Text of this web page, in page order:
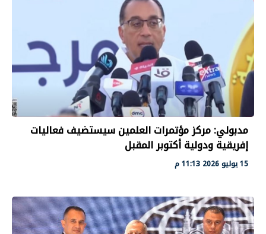
مدبولي: مركز مؤتمرات العلمين سيستضيف فعاليات
إفريقية ودولية أكتوبر المقبل
15 يوليو 2026 11:13 م